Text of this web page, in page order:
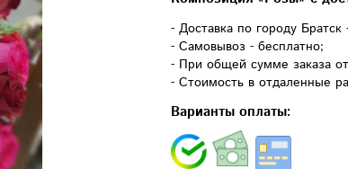
- Доставка по городу Братск
- Самовывоз - бесплатно;
- При общей сумме заказа
- Стоимость в отдаленные
Варианты оплаты: